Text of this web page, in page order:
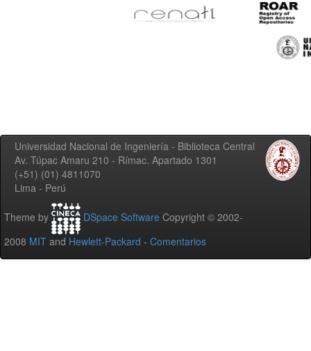
Universidad Nacional de Ingeniería - Biblioteca Central
Av. Túpac Amaru 210 - Rímac. Apartado 1301
(+51) (01) 4811070
Lima - Perú
Theme by DSpace Software Copyright © 2002-
2008 MIT and Hewlett-Packard - Comentarios